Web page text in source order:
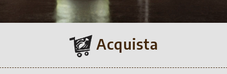
Acquista